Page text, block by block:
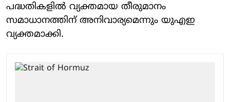
പദ്ധതികളില്‍ വ്യക്തമായ തീരുമാനം
സമാധാനത്തിന് അനിവാര്യമെന്നും യുഎഇ
വ്യക്തമാക്കി.